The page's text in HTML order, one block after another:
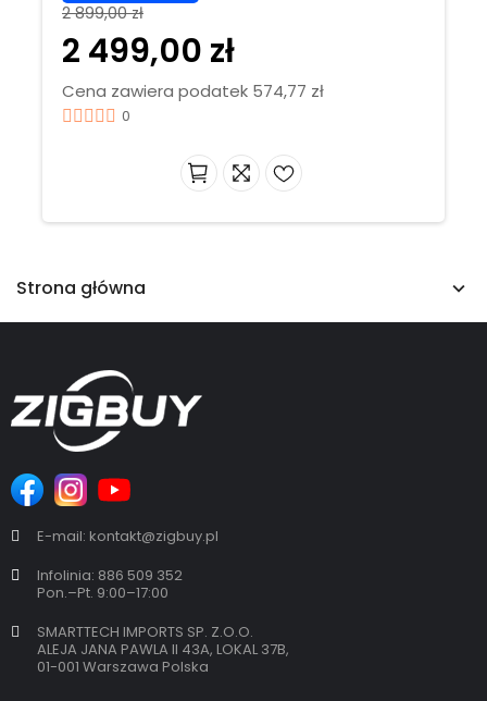
Strona główna
2 899,00 zł
2 499,00 zł
Cena zawiera podatek 574,77 zł
0
E-mail: kontakt@zigbuy.pl
Infolinia: 886 509 352
Pon.–Pt. 9:00–17:00
SMARTTECH IMPORTS SP. Z.O.O.
ALEJA JANA PAWLA II 43A, LOKAL 37B,
01-001 Warszawa Polska